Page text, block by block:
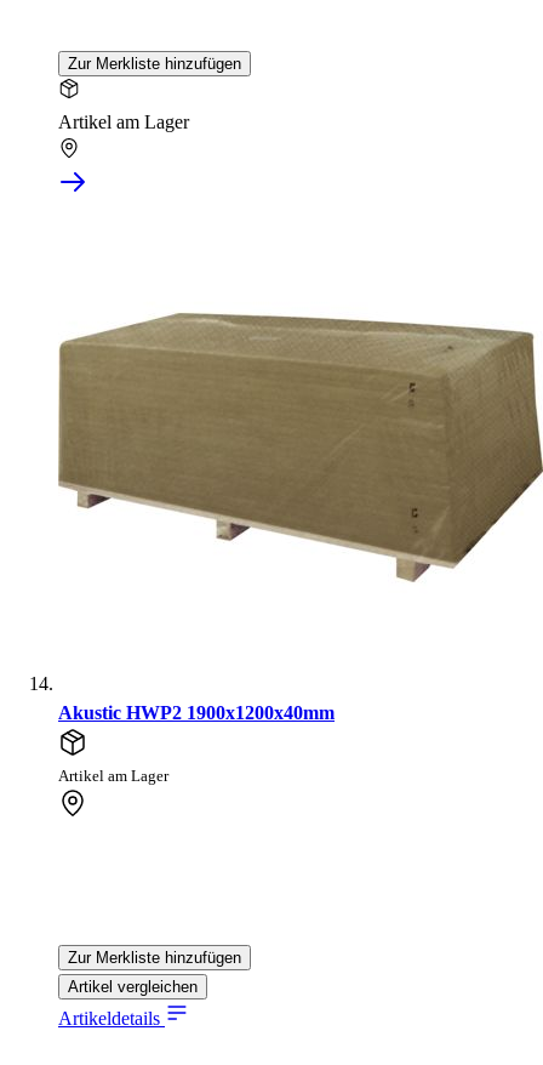
Zur Merkliste hinzufügen
Artikel am Lager
Akustic HWP2 1900x1200x40mm
Artikel am Lager
Zur Merkliste hinzufügen
Artikel vergleichen
Artikeldetails